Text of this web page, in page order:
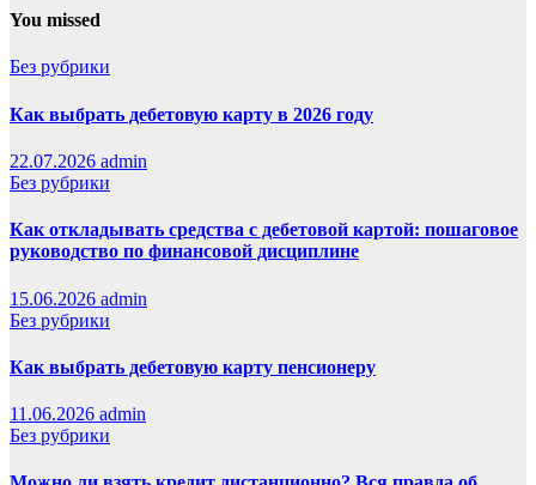
You missed
Без рубрики
Как выбрать дебетовую карту в 2026 году
22.07.2026 admin
Без рубрики
Как откладывать средства с дебетовой картой: пошаговое
руководство по финансовой дисциплине
15.06.2026 admin
Без рубрики
Как выбрать дебетовую карту пенсионеру
11.06.2026 admin
Без рубрики